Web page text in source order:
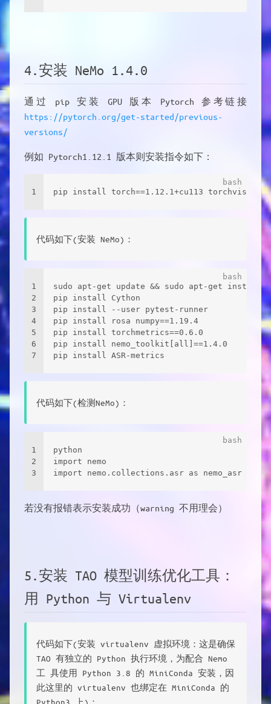
4.安装 NeMo 1.4.0
通过 pip 安装 GPU 版本 Pytorch 参考链接
https://pytorch.org/get-started/previous-
versions/
例如 Pytorch1.12.1 版本则安装指令如下：
1 pip install torch==1.12.1+cu113
代码如下(安装 NeMo)：
1
2
3
4
5
6
7
sudo apt-get update && sudo apt-get
pip install Cython
pip install --user pytest-runner
pip install rosa numpy==1.19.4
pip install torchmetrics==0.6.0
pip install nemo_toolkit[all]==1.4.0
pip install ASR-metrics
代码如下(检测NeMo)：
1
2
3
python
import nemo
import nemo.collections.asr as nemo_asr
若没有报错表示安装成功（warning 不用理会）
5.安装 TAO 模型训练优化工具：
用 Python 与 Virtualenv
代码如下(安装 virtualenv 虚拟环境：这是确保
TAO 有独立的 Python 执行环境，为配合 Nemo
工 具使用 Python 3.8 的 MiniConda 安装，因
此这里的 virtualenv 也绑定在 MiniConda 的
Python3 上)：